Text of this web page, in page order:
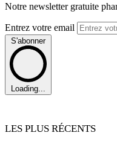
Notre newsletter gratuite
Entrez votre email
S'abonner
Loading...
LES PLUS RÉCENTS